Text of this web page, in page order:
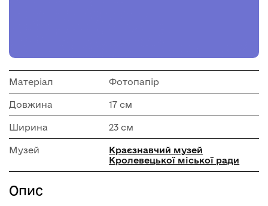
Матеріал Фотопапір
Довжина 17 см
Ширина 23 см
Музей
Краєзнавчий музей
Кролевецької міської ради
Опис